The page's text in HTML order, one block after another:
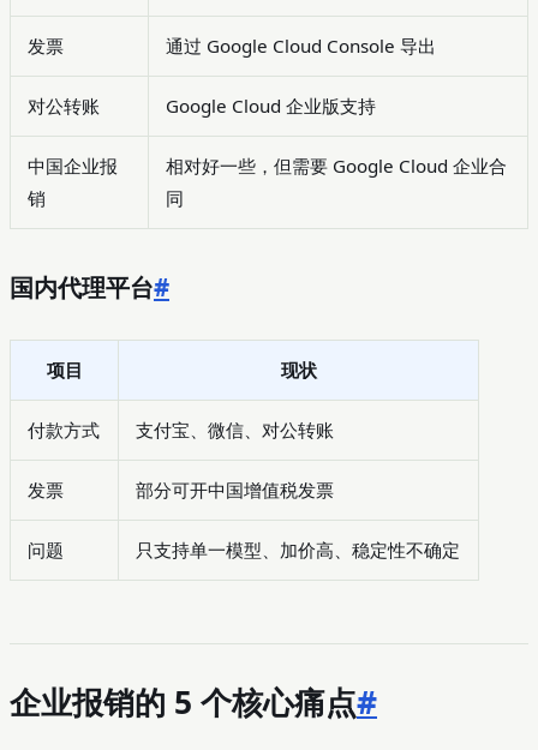
发票 通过 Google Cloud Console 导出
对公转账 Google Cloud 企业版支持
中国企业报
销
相对好一些，但需要 Google Cloud 企业合
同
国内代理平台#
项目 现状
付款方式 支付宝、微信、对公转账
发票 部分可开中国增值税发票
问题 只支持单一模型、加价高、稳定性不确定
企业报销的 5 个核心痛点#